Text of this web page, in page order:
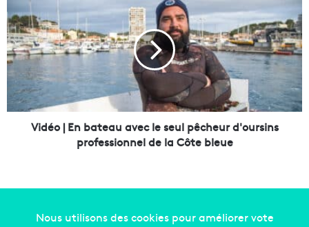
o
r
d
d
u
p
r
i
d
é
o
|
E
n
b
Vidéo | En bateau avec le seul pêcheur d'oursins
professionnel de la Côte bleue